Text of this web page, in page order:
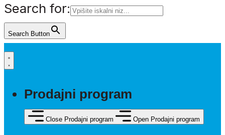
Search for:
Search Button
Prodajni program
Close Prodajni program Open Prodajni program